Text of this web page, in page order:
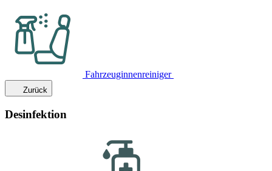
Fahrzeuginnenreiniger
Zurück
Desinfektion